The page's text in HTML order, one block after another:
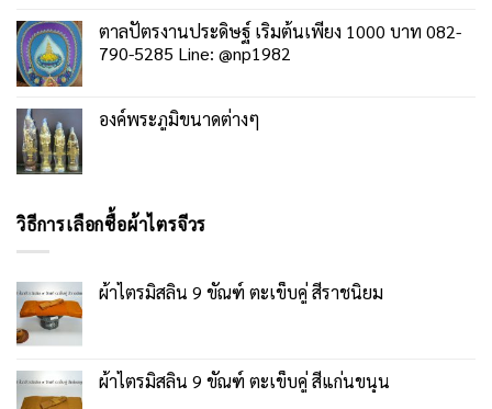
ตาลปัตรงานประดิษฐ์ เริ่มต้นเพียง 1000 บาท 082-
790-5285 Line: @np1982
องค์พระภูมิขนาดต่างๆ
วิธีการเลือกซื้อผ้าไตรจีวร
ผ้าไตรมิสลิน 9 ขัณฑ์ ตะเข็บคู่ สีราชนิยม
ผ้าไตรมิสลิน 9 ขัณฑ์ ตะเข็บคู่ สีแก่นขนุน